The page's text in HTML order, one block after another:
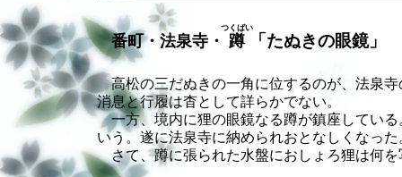
番町・法泉寺・ 蹲
つくばい
「たぬきの眼鏡」
高松の三だぬきの一角に位するのが、法泉
消息と行履は杳として詳らかでない。
一方、境内に狸の眼鏡なる蹲が鎮座してい
いう。遂に法泉寺に納められおとなしくなった
さて、蹲に張られた水盤におしょろ狸は何